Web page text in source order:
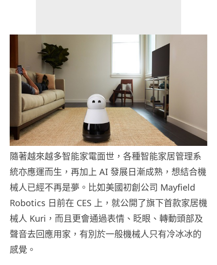
隨著越來越多智能家電面世，各種智能家居管理系
統亦應運而生，再加上 AI 發展日漸成熟，想結合機
械人已經不再是夢。比如美國初創公司 Mayfield
Robotics 日前在 CES 上，就公開了旗下首款家居機
械人 Kuri，而且更會通過表情、眨眼、轉動頭部及
聲音去回應用家，有別於一般機械人只有冷冰冰的
感覺。